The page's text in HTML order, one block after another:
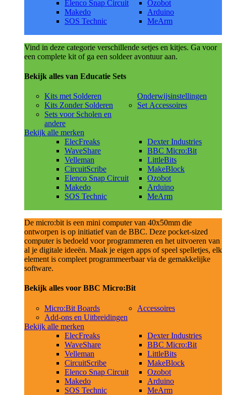
Elenco Snap Circuit
Makedo
SOS Technic
Ozobot
Arduino
MeArm
Vind in deze categorie verschillende setjes en kitjes. Ga voor
een complete kit of ga een soldeer avontuur aan.
Bekijk alles van Educatie Sets
Kits met Solderen
Kits Zonder Solderen
Sets voor Scholen en
andere
Onderwijsinstellingen
Set Accessoires
Bekijk alle merken
ElecFreaks
WaveShare
Velleman
CircuitScribe
Elenco Snap Circuit
Makedo
SOS Technic
Dexter Industries
BBC Micro:Bit
LittleBits
MakeBlock
Ozobot
Arduino
MeArm
De micro:bit is een mini computer van 40x50mm die
ontworpen is op initiatief van de BBC. Deze pocket-sized
computer is bedoeld voor programmeren en het uitvoeren van
al je digitale ideeën. Maak je eigen apps of speel spelletjes, elk
element is compleet programmeerbaar via de gemakkelijke
software.
Bekijk alles voor BBC Micro:Bit
Micro:Bit Boards
Add-ons en Uitbreidingen
Accessoires
Bekijk alle merken
ElecFreaks
WaveShare
Velleman
CircuitScribe
Elenco Snap Circuit
Makedo
SOS Technic
Dexter Industries
BBC Micro:Bit
LittleBits
MakeBlock
Ozobot
Arduino
MeArm